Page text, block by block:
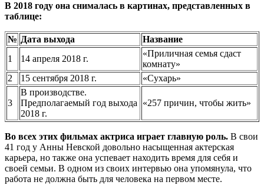
В 2018 году она снималась в картинах, представленных в
таблице:
№ Дата выхода
Название
1
14 апреля 2018 г.
«Приличная семья сдаст
комнату»
2
15 сентября 2018 г. «Сухарь»
3
В производстве.
Предполагаемый год выхода
2018 г.
«257 причин, чтобы жить»
Во всех этих фильмах актриса играет главную роль. В свои
41 год у Анны Невской довольно насыщенная актерская
карьера, но также она успевает находить время для себя и
своей семьи. В одном из своих интервью она упомянула, что
работа не должна быть для человека на первом месте.